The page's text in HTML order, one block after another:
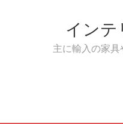
インテ
主に輸入の家